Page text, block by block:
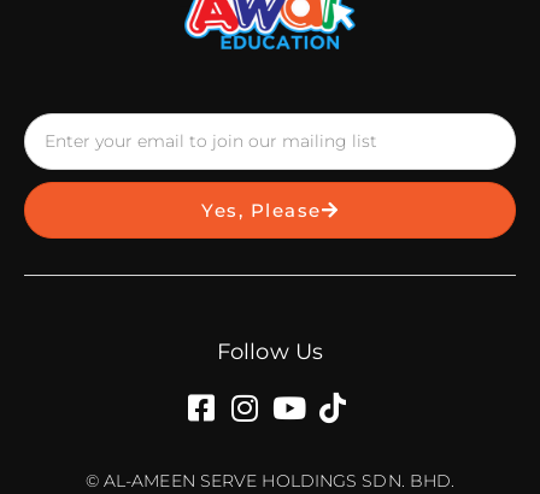
Yes, Please
Follow Us
© AL-AMEEN SERVE HOLDINGS SDN. BHD.